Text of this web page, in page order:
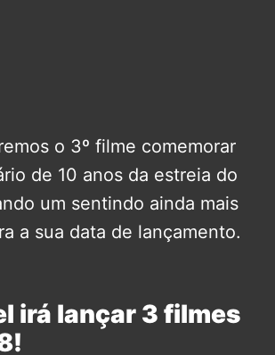
o 3º filme comemorar
de 10 anos da estreia do
um sentindo ainda mais
a sua data de lançamento.
irá lançar 3 filmes